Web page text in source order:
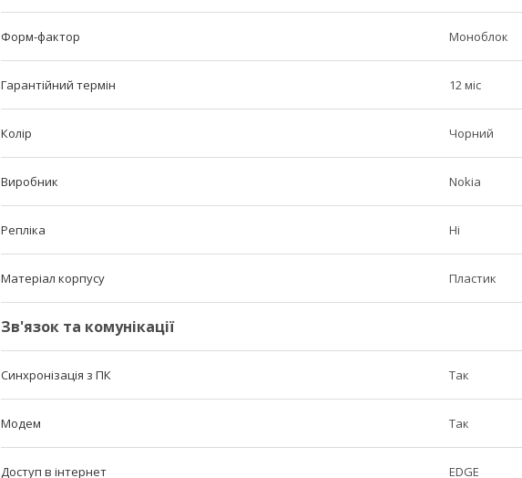
Форм-фактор Моноблок
Гарантійний термін 12 міс
Колір Чорний
Виробник Nokia
Репліка Ні
Матеріал корпусу Пластик
Зв'язок та комунікації
Синхронізація з ПК Так
Модем Так
Доступ в інтернет EDGE